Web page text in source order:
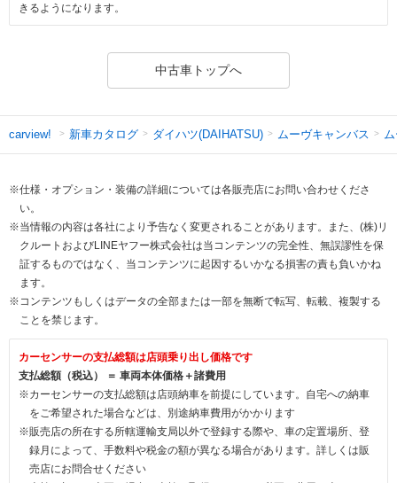
きるようになります。
中古車トップへ
carview! 新車カタログ ダイハツ(DAIHATSU) ムーヴキャンバス
※仕様・オプション・装備の詳細については各販売店にお問い合わせくださ
い。
※当情報の内容は各社により予告なく変更されることがあります。また、(株)リ
クルートおよびLINEヤフー株式会社は当コンテンツの完全性、無誤謬性を保
証するものではなく、当コンテンツに起因するいかなる損害の責も負いかね
ます。
※コンテンツもしくはデータの全部または一部を無断で転写、転載、複製する
ことを禁じます。
カーセンサーの支払総額は店頭乗り出し価格です
支払総額（税込） ＝ 車両本体価格＋諸費用
※カーセンサーの支払総額は店頭納車を前提にしています。自宅への納車
をご希望された場合などは、別途納車費用がかかります
※販売店の所在する所轄運輸支局以外で登録する際や、車の定置場所、登
録月によって、手数料や税金の額が異なる場合があります。詳しくは販
売店にお問合せください